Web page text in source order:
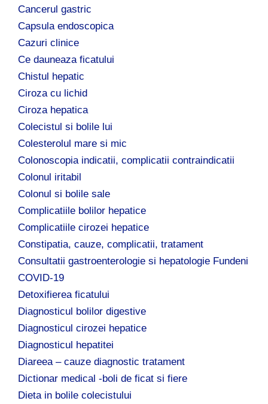
Cancerul gastric
Capsula endoscopica
Cazuri clinice
Ce dauneaza ficatului
Chistul hepatic
Ciroza cu lichid
Ciroza hepatica
Colecistul si bolile lui
Colesterolul mare si mic
Colonoscopia indicatii, complicatii contraindicatii
Colonul iritabil
Colonul si bolile sale
Complicatiile bolilor hepatice
Complicatiile cirozei hepatice
Constipatia, cauze, complicatii, tratament
Consultatii gastroenterologie si hepatologie Fundeni
COVID-19
Detoxifierea ficatului
Diagnosticul bolilor digestive
Diagnosticul cirozei hepatice
Diagnosticul hepatitei
Diareea – cauze diagnostic tratament
Dictionar medical -boli de ficat si fiere
Dieta in bolile colecistului